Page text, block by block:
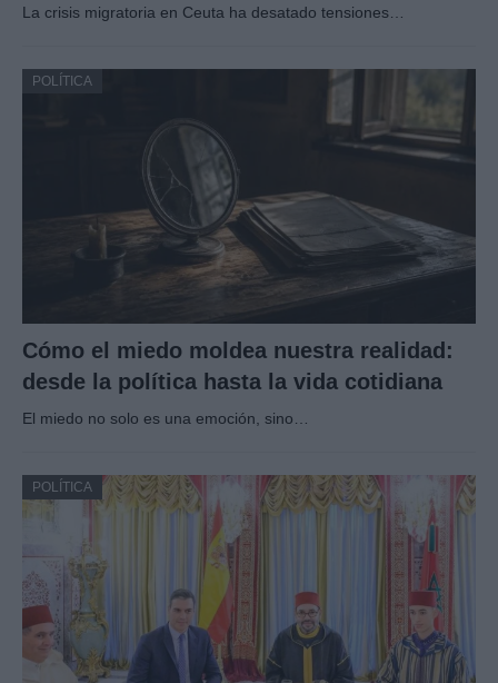
La crisis migratoria en Ceuta ha desatado tensiones…
POLÍTICA
Cómo el miedo moldea nuestra realidad:
desde la política hasta la vida cotidiana
El miedo no solo es una emoción, sino…
POLÍTICA